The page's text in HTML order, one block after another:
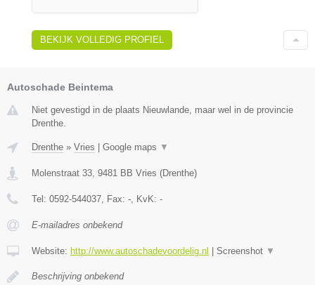
BEKIJK VOLLEDIG PROFIEL
Autoschade Beintema
Niet gevestigd in de plaats Nieuwlande, maar wel in de provincie
Drenthe.
Drenthe » Vries | Google maps ▼
Molenstraat 33 9481 BB Vries (Drenthe)
Tel: 0592-544037 , Fax: - , KvK: -
E-mailadres onbekend
Website: http://www.autoschadevoordelig.nl | Screenshot ▼
Beschrijving onbekend